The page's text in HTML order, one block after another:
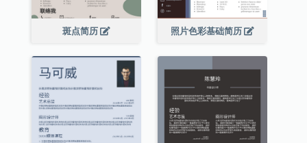
斑点简历 照片色彩基础简历